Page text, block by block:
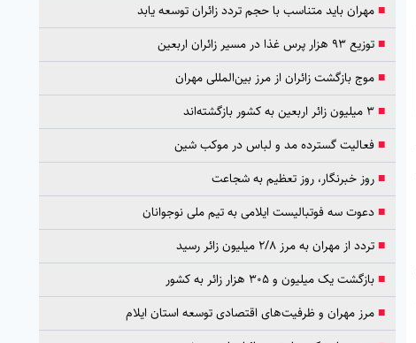
■مهران باید متناسب با حجم تردد زائران توسعه یابد
■توزیع ۹۳ هزار پرس غذا در مسیر زائران اربعین
■موج بازگشت زائران از مرز بین‌المللی مهران
■۳ میلیون زائر اربعین به کشور بازگشته‌اند
■فعالیت گسترده مد و لباس در موکب شین
■روز خبرنگار، روز تعظیم به شجاعت
■دعوت سه فوتبالیست ایلامی به تیم ملی نوجوانان
■تردد از مهران به مرز ۲/۸ میلیون زائر رسید
■بازگشت یک میلیون و ۳۰۵ هزار زائر به کشور
■مرز مهران و ظرفیت‌های اقتصادی توسعه استان ایلام